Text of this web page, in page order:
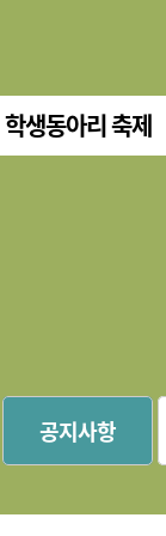
생동아리 축제
공지사항